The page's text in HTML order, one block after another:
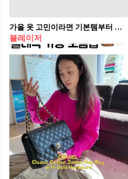
가을 옷 고민이라면 기본템부터 챙기자🤍 한 번 사면 10년은 뽕뽑는 장기근속템💡🎶블레이저 장만하자 출근룩부터 데일리룩까지 활용 가능한 클래식한 기본템을 장만하기 전, 이 아이템들을 참고해 보세요. 1. 구찌 헤비 울 플란넬 재킷, 400만 원대 박규영이 착용한 재킷은 부드럽고 포근한 울 플라넬 소재를 활용했으며, 단정한 테일러드 핏과 노치 라펠, 핑크색 안감이 특징이죠. 밝은 톤의 그레이 셔츠와 슬랙스에 매치하면 톤온톤 느낌의 클래식한 룩을 완성할 수 있습니다. 2. 알로 퍼스트 클래스 블레이저, 30만 원대 닝닝이 입은 오버핏 블레이저는 숄더 패드로 자연스러운 실루엣을 살리고, 부드럽고 가벼운 수트 원단을 활용한 제품입니다. 클래식한 라펠과 팔 부분의 브랜드 로고가 특징이죠. 레더 팬츠와 민소매를 매치하면 시크하고 모던한 룩을 연출할 수 있습니다.
블레이저